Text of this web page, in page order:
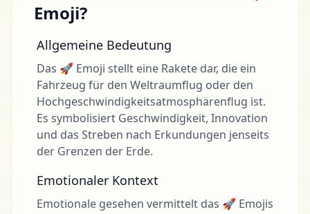
Emoji?
Allgemeine Bedeutung
Das 🚀 Emoji stellt eine Rakete dar, die ein
Fahrzeug für den Weltraumflug oder den
Hochgeschwindigkeitsatmosphärenflug ist.
Es symbolisiert Geschwindigkeit, Innovation
und das Streben nach Erkundungen jenseits
der Grenzen der Erde.
Emotionaler Kontext
Emotionale gesehen vermittelt das 🚀 Emojis